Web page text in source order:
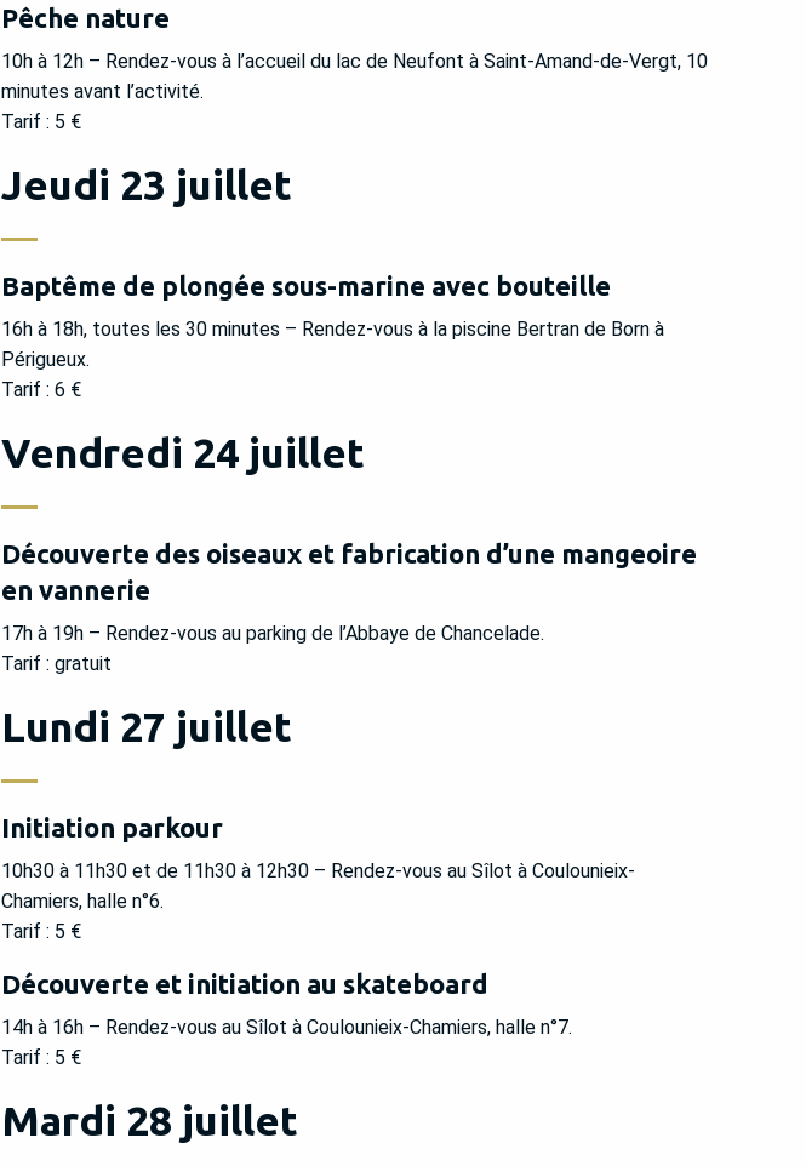
Pêche nature
10h à 12h – Rendez-vous à l’accueil du lac de Neufont à Saint-Amand-de-Vergt, 10
minutes avant l’activité.
Tarif : 5 €
Jeudi 23 juillet
Baptême de plongée sous-marine avec bouteille
16h à 18h, toutes les 30 minutes – Rendez-vous à la piscine Bertran de Born à
Périgueux.
Tarif : 6 €
Vendredi 24 juillet
Découverte des oiseaux et fabrication d’une mangeoire
en vannerie
17h à 19h – Rendez-vous au parking de l’Abbaye de Chancelade.
Tarif : gratuit
Lundi 27 juillet
Initiation parkour
10h30 à 11h30 et de 11h30 à 12h30 – Rendez-vous au Sîlot à Coulounieix-
Chamiers, halle n°6.
Tarif : 5 €
Découverte et initiation au skateboard
14h à 16h – Rendez-vous au Sîlot à Coulounieix-Chamiers, halle n°7.
Tarif : 5 €
Mardi 28 juillet